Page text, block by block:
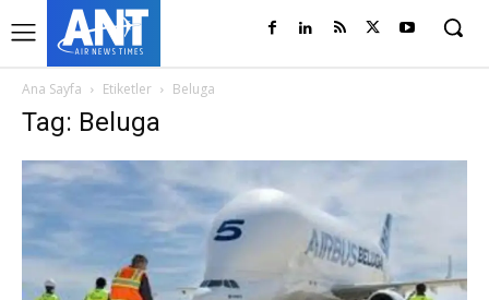
Ana Sayfa Etiketler Beluga
Tag: Beluga